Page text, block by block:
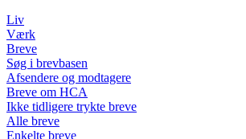
Liv
Værk
Breve
Søg i brevbasen
Afsendere og modtagere
Breve om HCA
Ikke tidligere trykte breve
Alle breve
Enkelte breve